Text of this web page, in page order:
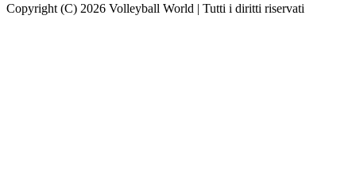
Copyright (C) 2026 Volleyball World | Tutti i diritti riservati